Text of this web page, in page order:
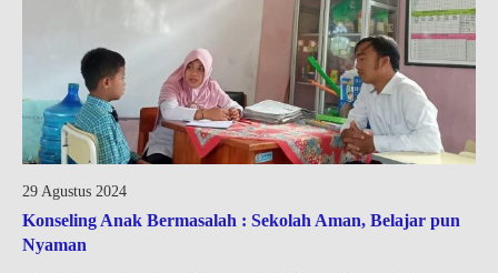
29 Agustus 2024
Konseling Anak Bermasalah : Sekolah Aman, Belajar pun
Nyaman